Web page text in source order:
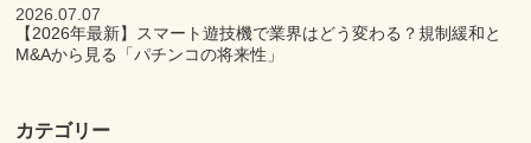
2026.07.07
【2026年最新】スマート遊技機で業界はどう変わる？規制緩和と
M&Aから見る「パチンコの将来性」
カテゴリー